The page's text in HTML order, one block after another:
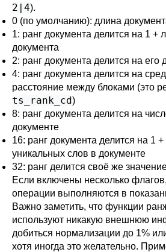
2|4).
0 (по умолчанию): длина
1: ранг документа делится на 1
документа
2: ранг документа делится на его
4: ранг документа делится на
расстояние между блоками (это
ts_rank_cd)
8: ранг документа делится на
документе
16: ранг документа делится на 1
уникальных слов в документе
32: ранг делится своё же
Если включены несколько
операции выполняются в
Важно заметить, что функции
используют никакую внешнюю
добиться нормализации до 1%
хотя иногда это желательно.